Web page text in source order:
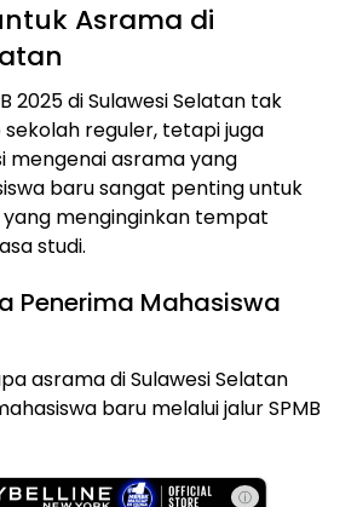
Asrama di
2025 di Sulawesi Selatan tak
reguler, tetapi juga
mengenai asrama yang
baru sangat penting untuk
menginginkan tempat
studi.
Penerima Mahasiswa
asrama di Sulawesi Selatan
baru melalui jalur SPMB
ⓘ